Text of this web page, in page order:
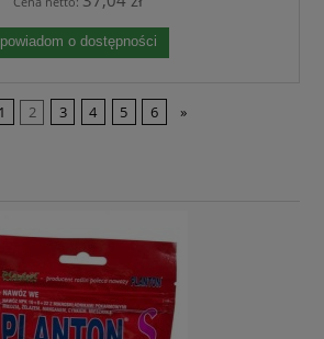
powiadom o dostępności
1 2 3 4 5 6 »